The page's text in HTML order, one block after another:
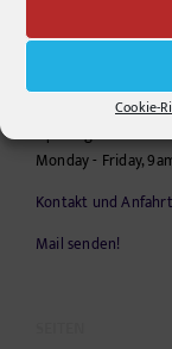
Cookie-
E-Mail:info@pr-
Opening Hours:
Monday - Friday,
Kontakt und Anfahrt
Mail senden!